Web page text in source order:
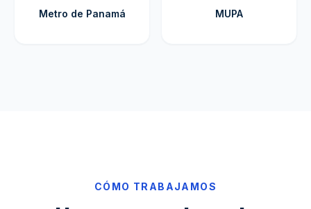
Metro de Panamá MUPA
CÓMO TRABAJAMOS